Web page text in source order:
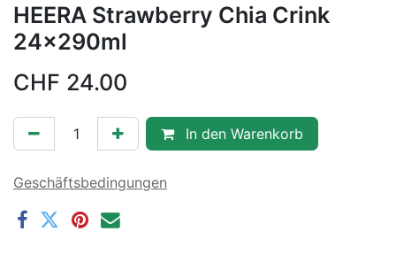
HEERA Strawberry Chia Crink
24x290ml
CHF 24.00
In den Warenkorb
Geschäftsbedingungen